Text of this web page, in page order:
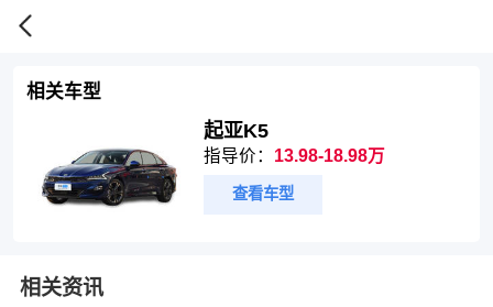
相关车型
起亚K5
指导价： 13.98-18.98万
查看车型
相关资讯